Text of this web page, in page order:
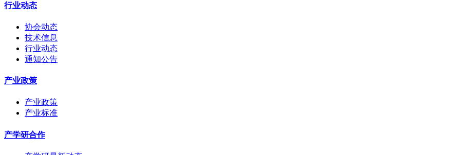
行业动态
协会动态
技术信息
行业动态
通知公告
产业政策
产业政策
产业标准
产学研合作